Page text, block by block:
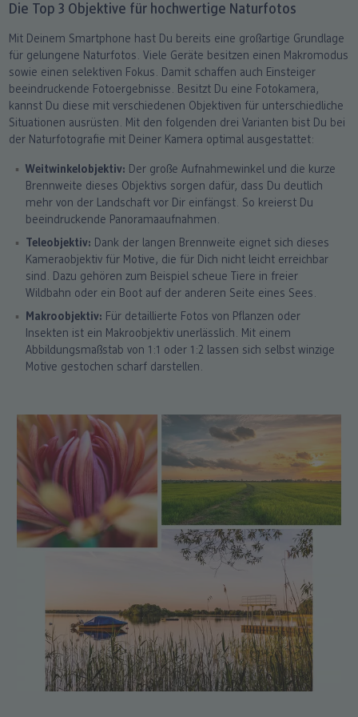
Die Top 3 Objektive für hochwertige Naturfotos
Mit Deinem Smartphone hast Du bereits eine großartige Grundlage
für gelungene Naturfotos. Viele Geräte besitzen einen Makromodus
sowie einen selektiven Fokus. Damit schaffen auch Einsteiger
beeindruckende Fotoergebnisse. Besitzt Du eine Fotokamera,
kannst Du diese mit verschiedenen Objektiven für unterschiedliche
Situationen ausrüsten. Mit den folgenden drei Varianten bist Du bei
der Naturfotografie mit Deiner Kamera optimal ausgestattet:
Weitwinkelobjektiv: Der große Aufnahmewinkel und die kurze
Brennweite dieses Objektivs sorgen dafür, dass Du deutlich
mehr von der Landschaft vor Dir einfängst. So kreierst Du
beeindruckende Panoramaaufnahmen.
Teleobjektiv: Dank der langen Brennweite eignet sich dieses
Kameraobjektiv für Motive, die für Dich nicht leicht erreichbar
sind. Dazu gehören zum Beispiel scheue Tiere in freier
Wildbahn oder ein Boot auf der anderen Seite eines Sees.
Makroobjektiv: Für detaillierte Fotos von Pflanzen oder
Insekten ist ein Makroobjektiv unerlässlich. Mit einem
Abbildungsmaßstab von 1:1 oder 1:2 lassen sich selbst winzige
Motive gestochen scharf darstellen.